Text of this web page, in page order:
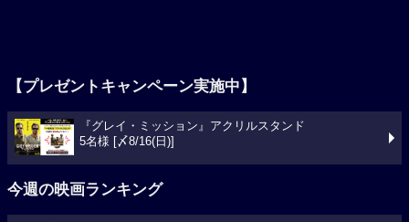
【プレゼントキャンペーン実施中】
『グレイ・ミッション』アクリルスタンド
5名様 [〆8/16(日)]
今週の映画ランキング